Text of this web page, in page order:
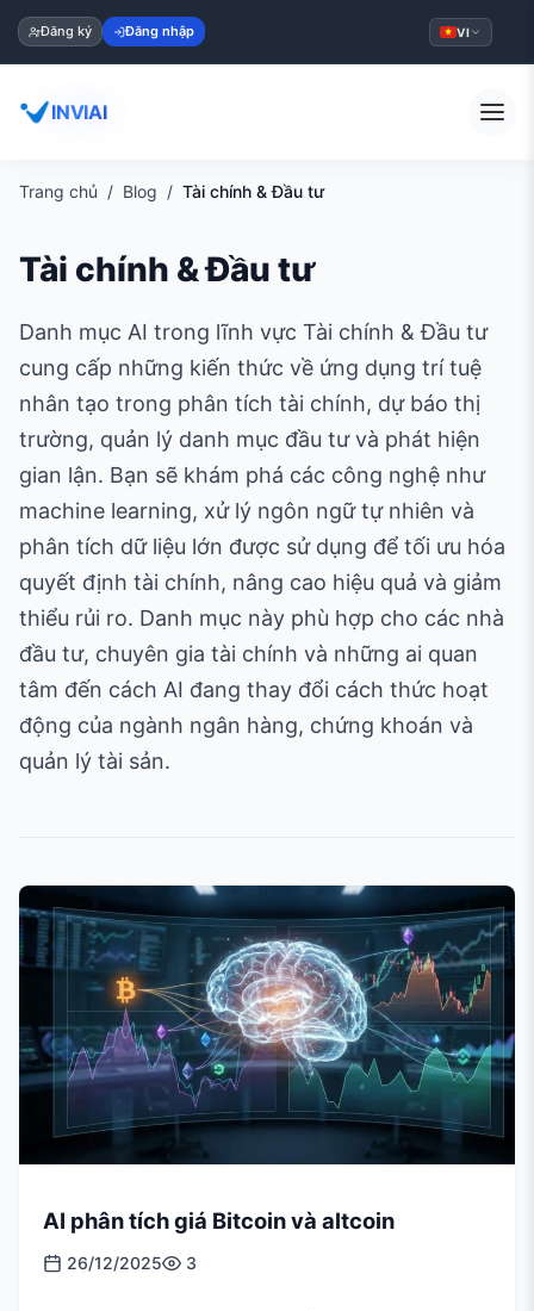
Đăng ký Đăng nhập VI
INVIAI
Trang chủ Blog Tài chính & Đầu tư
Tài chính & Đầu tư
Danh mục AI trong lĩnh vực Tài chính & Đầu tư
cung cấp những kiến thức về ứng dụng trí tuệ
nhân tạo trong phân tích tài chính, dự báo thị
trường, quản lý danh mục đầu tư và phát hiện
gian lận. Bạn sẽ khám phá các công nghệ như
machine learning, xử lý ngôn ngữ tự nhiên và
phân tích dữ liệu lớn được sử dụng để tối ưu hóa
quyết định tài chính, nâng cao hiệu quả và giảm
thiểu rủi ro. Danh mục này phù hợp cho các nhà
đầu tư, chuyên gia tài chính và những ai quan
tâm đến cách AI đang thay đổi cách thức hoạt
động của ngành ngân hàng, chứng khoán và
quản lý tài sản.
AI phân tích giá Bitcoin và altcoin
26/12/2025 3